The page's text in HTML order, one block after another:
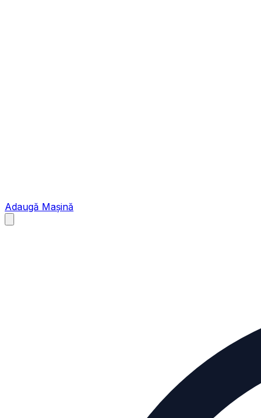
Adaugă Mașină